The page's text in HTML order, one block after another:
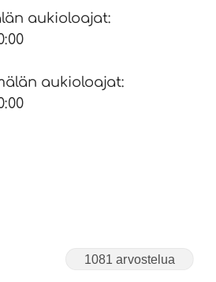
aukioloajat:
aukioloajat:
1081 arvostelua